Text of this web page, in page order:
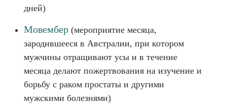
дней)
Мовембер (мероприятие месяца,
зародившееся в Австралии, при котором
мужчины отращивают усы и в течение
месяца делают пожертвования на изучение и
борьбу с раком простаты и другими
мужскими болезнями)